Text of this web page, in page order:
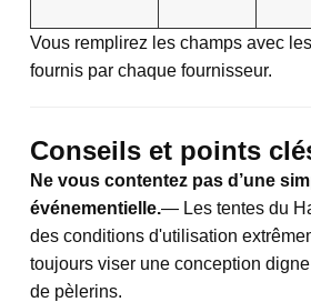
Vous remplirez les champs avec
fournis par chaque fournisseur.
Conseils et points
Ne vous contentez pas d’une
événementielle.— Les tentes du
des conditions d'utilisation
toujours viser une conception
de pèlerins.